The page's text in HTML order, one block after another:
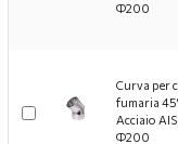
Ф200
Curva per
fumaria
Acciaio
Ф200